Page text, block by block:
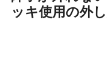
ッキ使用の外